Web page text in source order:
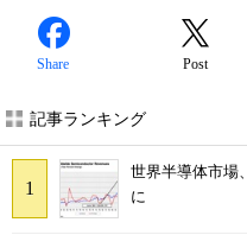
Share Post
記事ランキング
世界半導体市
に